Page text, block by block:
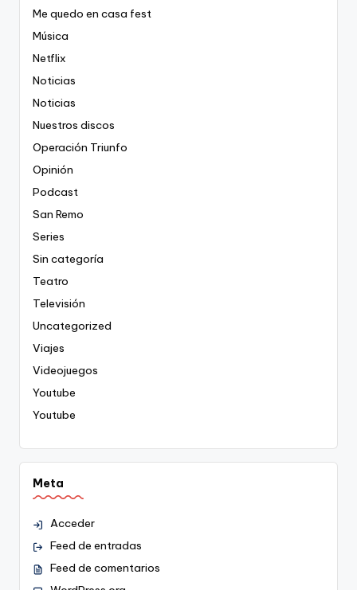
Me quedo en casa fest
Música
Netflix
Noticias
Noticias
Nuestros discos
Operación Triunfo
Opinión
Podcast
San Remo
Series
Sin categoría
Teatro
Televisión
Uncategorized
Viajes
Videojuegos
Youtube
Youtube
Meta
Acceder
Feed de entradas
Feed de comentarios